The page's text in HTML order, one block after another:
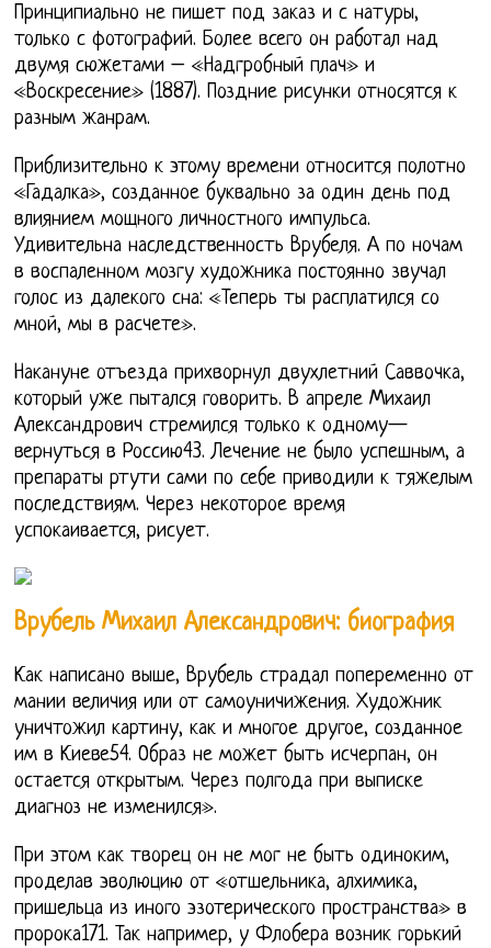
Принципиально не пишет под заказ и с натуры,
только с фотографий. Более всего он работал над
двумя сюжетами – «Надгробный плач» и
«Воскресение» (1887). Поздние рисунки относятся к
разным жанрам.
Приблизительно к этому времени относится полотно
«Гадалка», созданное буквально за один день под
влиянием мощного личностного импульса.
Удивительна наследственность Врубеля. А по ночам
в воспаленном мозгу художника постоянно звучал
голос из далекого сна: «Теперь ты расплатился со
мной, мы в расчете».
Накануне отъезда прихворнул двухлетний Саввочка,
который уже пытался говорить. В апреле Михаил
Александрович стремился только к одному—
вернуться в Россию43. Лечение не было успешным, а
препараты ртути сами по себе приводили к тяжелым
последствиям. Через некоторое время
успокаивается, рисует.
Врубель Михаил Александрович: биография
Как написано выше, Врубель страдал попеременно от
мании величия или от самоуничижения. Художник
уничтожил картину, как и многое другое, созданное
им в Киеве54. Образ не может быть исчерпан, он
остается открытым. Через полгода при выписке
диагноз не изменился».
При этом как творец он не мог не быть одиноким,
проделав эволюцию от «отшельника, алхимика,
пришельца из иного эзотерического пространства» в
пророка171. Так например, у Флобера возник горький